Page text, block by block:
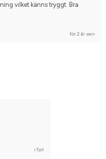
vilket känns tryggt. Bra
för 2 år sen
i fjol